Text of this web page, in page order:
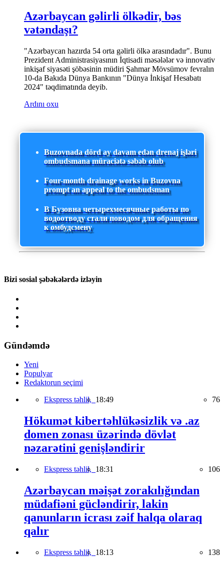
Azərbaycan gəlirli ölkədir, bəs
vətəndaşı?
"Azərbaycan hazırda 54 orta gəlirli ölkə arasındadır". Bunu
Prezident Administrasiyasının İqtisadi məsələlər və innovativ
inkişaf siyasəti şöbəsinin müdiri Şahmar Mövsümov fevralın
10-da Bakıda Dünya Bankının "Dünya İnkişaf Hesabatı
2024" təqdimatında deyib.
Ardını oxu
Buzovnada dörd ay davam edən drenaj işləri
ombudsmana müraciətə səbəb olub
Four-month drainage works in Buzovna
prompt an appeal to the ombudsman
В Бузовна четырехмесячные работы по
водоотводу стали поводом для обращения
к омбудсмену
Bizi sosial şəbəkələrdə izləyin
Gündəmdə
Yeni
Populyar
Redaktorun seçimi
Ekspress təhlil, 18:49 76
Hökumət kibertəhlükəsizlik və .az
domen zonası üzərində dövlət
nəzarətini genişləndirir
Ekspress təhlil, 18:31 106
Azərbaycan məişət zorakılığından
müdafiəni gücləndirir, lakin
qanunların icrası zəif halqa olaraq
qalır
Ekspress təhlil, 18:13 138